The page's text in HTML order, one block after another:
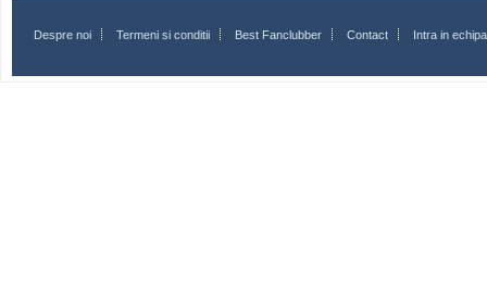
Despre noi Termeni si conditii Best Fanclubber Contact Intra in